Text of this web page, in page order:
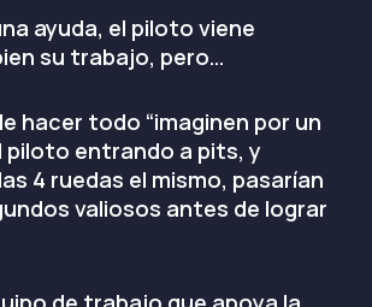
ayuda, el piloto viene
su trabajo, pero…
hacer todo “imaginen por un
piloto entrando a pits, y
4 ruedas el mismo, pasarían
valiosos antes de lograr